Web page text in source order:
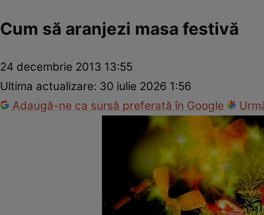
Cum să aranjezi masa festivă
24 decembrie 2013 13:55
Ultima actualizare: 30 iulie 2026 1:56
Adaugă-ne ca sursă preferată în Google